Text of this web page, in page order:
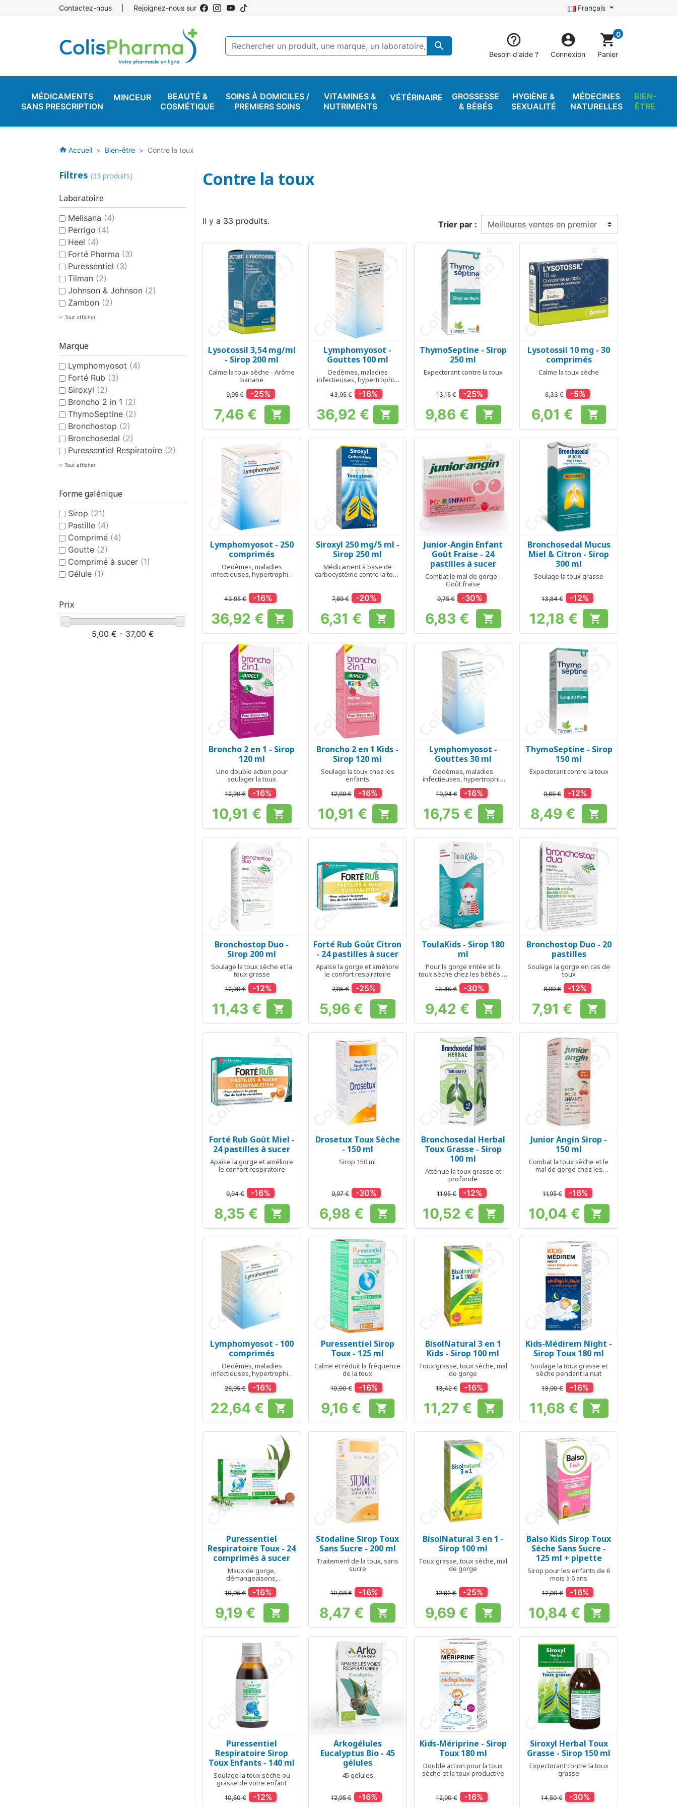
Contactez-nous Rejoignez-nous sur Français
 
Besoin d'aide ?

Connexion
shopping_cart0
Panier
MÉDICAMENTS
SANS PRESCRIPTION
MINCEUR
BEAUTÉ &
COSMÉTIQUE
SOINS À DOMICILES /
PREMIERS SOINS
VITAMINES &
NUTRIMENTS
VÉTÉRINAIRE
GROSSESSE
& BÉBÉS
HYGIÈNE &
SEXUALITÉ
MÉDECINES
NATURELLES
BIEN-
ÊTRE
home Accueil Bien-être Contre la toux
Filtres (33 produits)
Laboratoire
Melisana (4)
Perrigo (4)
Heel (4)
Forté Pharma (3)
Puressentiel (3)
Tilman (2)
Johnson & Johnson (2)
Zambon (2)
Tout afficher
Marque
Lymphomyosot (4)
Forté Rub (3)
Siroxyl (2)
Broncho 2 in 1 (2)
ThymoSeptine (2)
Bronchostop (2)
Bronchosedal (2)
Puressentiel Respiratoire (2)
Tout afficher
Forme galénique
Sirop (21)
Pastille (4)
Comprimé (4)
Goutte (2)
Comprimé à sucer (1)
Gélule (1)
Prix
5,00 € - 37,00 €
Contre la toux
Il y a 33 produits. Trier par :
Aperçu rapide
Lysotossil 3,54 mg/ml
- Sirop 200 ml
Calme la toux sèche - Arôme
banane
9,95 € -25%
Prix
7,46 € 
Aperçu rapide
Lymphomyosot -
Gouttes 100 ml
Oedèmes, maladies
infectieuses, hypertrophie
des amygdales
43,95 € -16%
Prix
36,92 € 
Aperçu rapide
ThymoSeptine - Sirop
250 ml
Expectorant contre la toux
13,15 € -25%
Prix
9,86 € 
Aperçu rapide
Lysotossil 10 mg - 30
comprimés
Calme la toux sèche
6,33 € -5%
Prix
6,01 € 
Aperçu rapide
Lymphomyosot - 250
comprimés
Oedèmes, maladies
infectieuses, hypertrophie
43,95 € -16%
Prix
36,92 € 
Aperçu rapide
Siroxyl 250 mg/5 ml -
Sirop 250 ml
Médicament à base de
carbocystéine contre la toux
7,89 € -20%
Prix
6,31 € 
Aperçu rapide
Junior-Angin Enfant
Goût Fraise - 24
pastilles à sucer
Combat le mal de gorge -
Goût fraise
9,75 € -30%
Prix
6,83 € 
Aperçu rapide
Bronchosedal Mucus
Miel & Citron - Sirop
300 ml
Soulage la toux grasse
13,84 € -12%
Prix
12,18 € 
Aperçu rapide
Broncho 2 en 1 - Sirop
120 ml
Une double action pour
soulager la toux
12,99 € -16%
Prix
10,91 € 
Aperçu rapide
Broncho 2 en 1 Kids -
Sirop 120 ml
Soulage la toux chez les
enfants
12,99 € -16%
Prix
10,91 € 
Aperçu rapide
Lymphomyosot -
Gouttes 30 ml
Oedèmes, maladies
infectieuses, hypertrophie
des amygdales
19,94 € -16%
Prix
16,75 € 
Aperçu rapide
ThymoSeptine - Sirop
150 ml
Expectorant contre la toux
9,65 € -12%
Prix
8,49 € 
Aperçu rapide
Bronchostop Duo -
Sirop 200 ml
Soulage la toux sèche et la
toux grasse
12,99 € -12%
Prix
11,43 € 
 Aperçu rapide
Forté Rub Goût Citron
- 24 pastilles à sucer
Apaise la gorge et améliore
le confort respiratoire
7,95 € -25%
Prix
5,96 € 
Aperçu rapide
ToulaKids - Sirop 180
ml
Pour la gorge irritée et la
toux sèche chez les bébés et
les enfants
13,45 € -30%
Prix
9,42 € 
Aperçu rapide
Bronchostop Duo - 20
pastilles
Soulage la gorge en cas de
toux
8,99 € -12%
Prix
7,91 € 
Aperçu rapide
Forté Rub Goût Miel -
24 pastilles à sucer
Apaise la gorge et améliore
le confort respiratoire
9,94 € -16%
Prix
8,35 € 
Aperçu rapide
Drosetux Toux Sèche
- 150 ml
Sirop 150 ml
9,97 € -30%
Prix
6,98 € 
Aperçu rapide
Bronchosedal Herbal
Toux Grasse - Sirop
100 ml
Atténue la toux grasse et
profonde
11,95 € -12%
Prix
10,52 € 
Aperçu rapide
Junior Angin Sirop -
150 ml
Combat la toux sèche et le
mal de gorge chez les
11,95 € -16%
Prix
10,04 € 
Aperçu rapide
Lymphomyosot - 100
comprimés
Oedèmes, maladies
infectieuses, hypertrophie
des amygdales
26,95 € -16%
Prix
22,64 € 
Aperçu rapide
Puressentiel Sirop
Toux - 125 ml
Calme et réduit la fréquence
de la toux
10,90 € -16%
Prix
9,16 € 
Aperçu rapide
BisolNatural 3 en 1
Kids - Sirop 100 ml
Toux grasse, toux sèche, mal
de gorge
13,42 € -16%
Prix
11,27 € 
Aperçu rapide
Kids-Médirem Night -
Sirop Toux 180 ml
Soulage la toux grasse et
sèche pendant la nuit
13,90 € -16%
Prix
11,68 € 
Aperçu rapide
Puressentiel
Respiratoire Toux - 24
comprimés à sucer
Maux de gorge,
démangeaisons,
enrouement, fatigue vocale
10,95 € -16%
Prix
9,19 € 
Aperçu rapide
Stodaline Sirop Toux
Sans Sucre - 200 ml
Traitement de la toux, sans
sucre
10,08 € -16%
Prix
8,47 € 
 Aperçu rapide
BisolNatural 3 en 1 -
Sirop 100 ml
Toux grasse, toux sèche, mal
de gorge
12,92 € -25%
Prix
9,69 € 
Aperçu rapide
Balso Kids Sirop Toux
Sèche Sans Sucre -
125 ml + pipette
Sirop pour les enfants de 6
mois à 6 ans
12,90 € -16%
Prix
10,84 € 
Aperçu rapide
Puressentiel
Respiratoire Sirop
Toux Enfants - 140 ml
Soulage la toux sèche ou
grasse de votre enfant
10,50 € -12%
Aperçu rapide
Arkogélules
Eucalyptus Bio - 45
gélules
45 gélules
12,95 € -16%
Aperçu rapide
Kids-Mériprine - Sirop
Toux 180 ml
Double action pour la toux
sèche et la toux productive
12,90 € -16%
Aperçu rapide
Siroxyl Herbal Toux
Grasse - Sirop 150 ml
Expectorant contre la toux
grasse
14,50 € -30%